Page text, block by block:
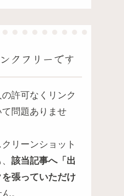
クフリーです
許可なくリンク
問題ありませ
リーンショット
該当記事へ「出
張っていただけ
。